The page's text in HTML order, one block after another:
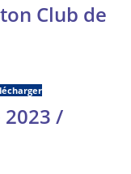
Club de
2023 /